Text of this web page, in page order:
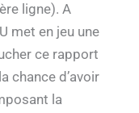
ligne). A
met en jeu une
ce rapport
chance d’avoir
la